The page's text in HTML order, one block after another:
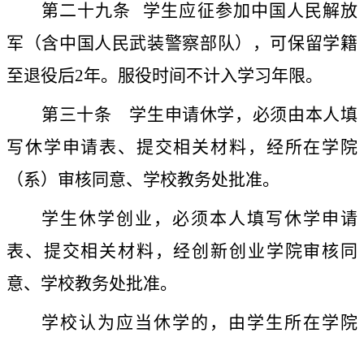
第二十九条
学生应征参加中国人民解放
军（含中国人民武装警察部队），可保留学籍
至退役后2年。服役时间不计入学习年限。
第三十条 学生申请休学，必须由本人填
写休学申请表、提交相关材料，经所在学院
（系）审核同意、学校教务处批准。
学生休学创业，必须本人填写休学申请
表、提交相关材料，经创新创业学院审核同
意、学校教务处批准。
学校认为应当休学的，由学生所在学院